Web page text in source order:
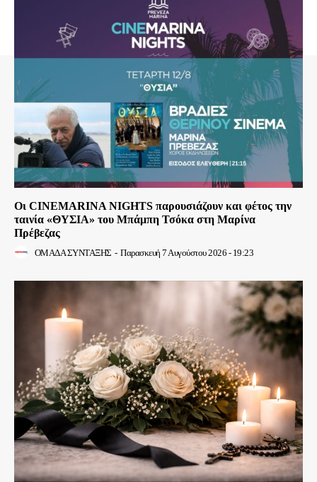
Οι CINEMARINA NIGHTS παρουσιάζουν και φέτος την
ταινία «ΘΥΣΙΑ» του Μπάμπη Τσόκα στη Μαρίνα
Πρέβεζας
ΟΜΑΔΑ ΣΥΝΤΑΞΗΣ - Παρασκευή 7 Αυγούστου 2026 - 19:23